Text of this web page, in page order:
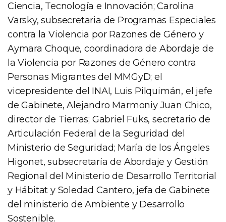
Ciencia, Tecnología e Innovación; Carolina
Varsky, subsecretaria de Programas Especiales
contra la Violencia por Razones de Género y
Aymara Choque, coordinadora de Abordaje de
la Violencia por Razones de Género contra
Personas Migrantes del MMGyD; el
vicepresidente del INAI, Luis Pilquimán, el jefe
de Gabinete, Alejandro Marmoniy Juan Chico,
director de Tierras; Gabriel Fuks, secretario de
Articulación Federal de la Seguridad del
Ministerio de Seguridad; María de los Ángeles
Higonet, subsecretaría de Abordaje y Gestión
Regional del Ministerio de Desarrollo Territorial
y Hábitat y Soledad Cantero, jefa de Gabinete
del ministerio de Ambiente y Desarrollo
Sostenible.